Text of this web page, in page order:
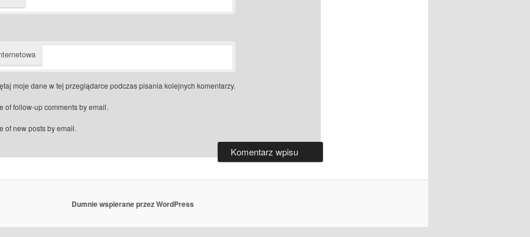
moje dane w tej przeglądarce podczas pisania kolejnych komentarzy.
of follow-up comments by email.
of new posts by email.
Dumnie wspierane przez WordPress